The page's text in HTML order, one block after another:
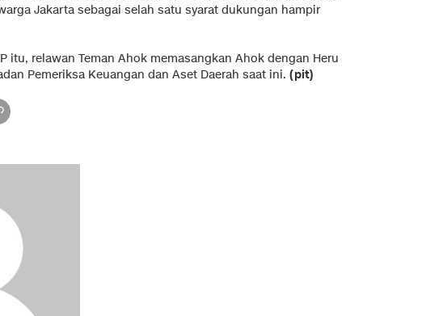
Jakarta sebagai selah satu syarat dukungan hampir
itu, relawan Teman Ahok memasangkan Ahok dengan Heru
Pemeriksa Keuangan dan Aset Daerah saat ini. (pit)